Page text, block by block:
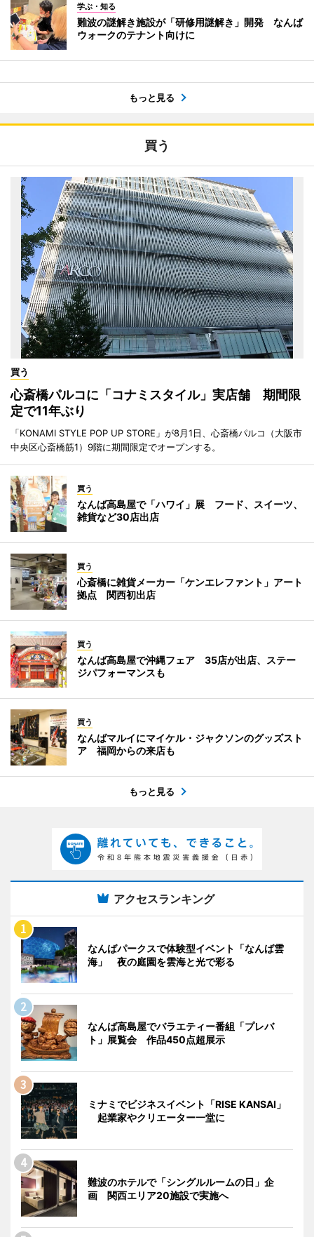
学ぶ・知る
難波の謎解き施設が「研修用謎解き」開発 なんば
ウォークのテナント向けに
もっと見る
買う
買う
心斎橋パルコに「コナミスタイル」実店舗 期間限
定で11年ぶり
「KONAMI STYLE POP UP STORE」が8月1日、心斎橋パルコ（大阪市
中央区心斎橋筋1）9階に期間限定でオープンする。
買う
なんば高島屋で「ハワイ」展 フード、スイーツ、
雑貨など30店出店
買う
心斎橋に雑貨メーカー「ケンエレファント」アート
拠点 関西初出店
買う
なんば高島屋で沖縄フェア 35店が出店、ステー
ジパフォーマンスも
買う
なんばマルイにマイケル・ジャクソンのグッズスト
ア 福岡からの来店も
もっと見る
アクセスランキング
なんばパークスで体験型イベント「なんば雲
海」 夜の庭園を雲海と光で彩る
なんば高島屋でバラエティー番組「プレバ
ト」展覧会 作品450点超展示
ミナミでビジネスイベント「RISE KANSAI」
起業家やクリエーター一堂に
難波のホテルで「シングルルームの日」企
画 関西エリア20施設で実施へ